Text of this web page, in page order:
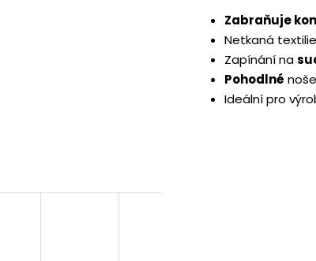
Zabraňuje
Netkaná
Zapínání na
Pohodlné
Ideální pro